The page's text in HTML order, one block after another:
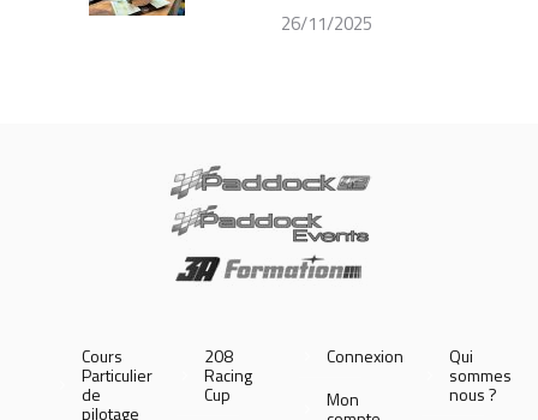
26/11/2025
Cours
Particulier
de
pilotage
208
Racing
Cup
Connexion
Mon
Qui
sommes
nous ?